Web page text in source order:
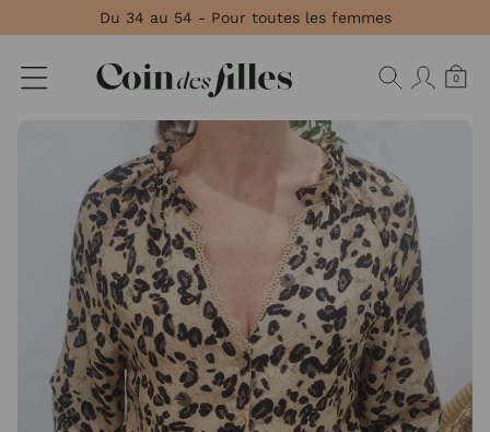
Du 34 au 54 - Pour toutes les femmes
0
Panneau de gestion des cookies